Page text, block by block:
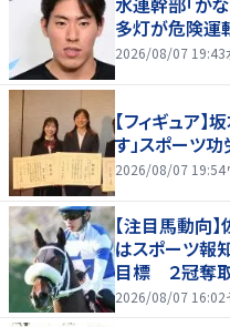
多灯が危険運
2026/08/07 19:43
【フィギュア
す」スポーツ
2026/08/07 19:54
【注目馬動向
はスポーツ報
目標 ２冠奪
2026/08/07 16:02